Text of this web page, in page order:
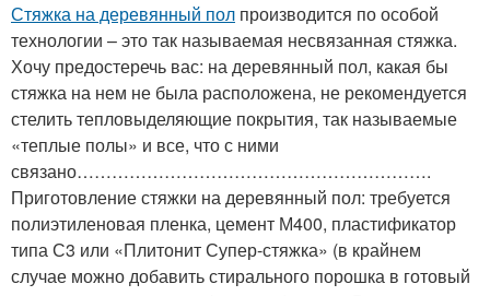
Стяжка на деревянный пол производится по особой
технологии – это так называемая несвязанная стяжка.
Хочу предостеречь вас: на деревянный пол, какая бы
стяжка на нем не была расположена, не рекомендуется
стелить тепловыделяющие покрытия, так называемые
«теплые полы» и все, что с ними
связано…………………………………………………….
Приготовление стяжки на деревянный пол: требуется
полиэтиленовая пленка, цемент М400, пластификатор
типа С3 или «Плитонит Супер-стяжка» (в крайнем
случае можно добавить стирального порошка в готовый